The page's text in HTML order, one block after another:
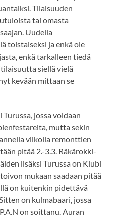
Tilaisuuden
tai omasta
Uudella
toistaiseksi ja enkä ole
enkä tarkalleen tiedä
siellä vielä
kevään mittaan se
jossa voidaan
mutta sekin
viikolla remonttien
pitää 2.-3.3. Räkärokki-
lisäksi Turussa on Klubi
mukaan saadaan pitää
on kuitenkin pidettävä
on kulmabaari, jossa
on soittanu. Auran